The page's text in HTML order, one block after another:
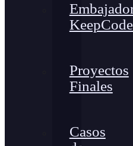
Proyectos
Finales
Casos